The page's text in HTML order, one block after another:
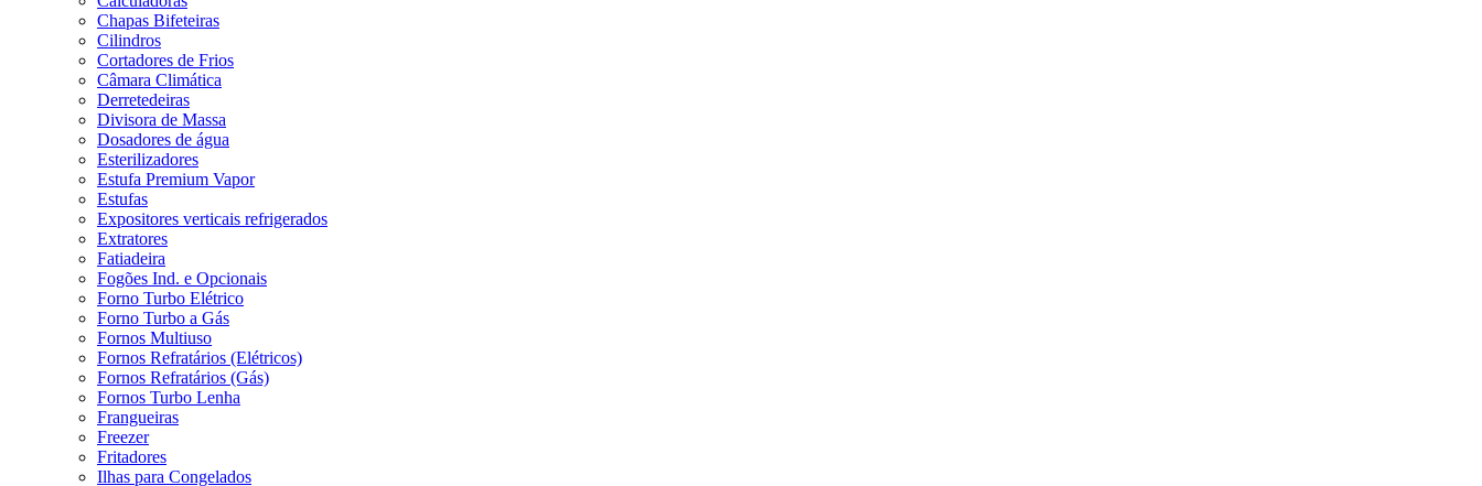
Chapas Bifeteiras
Cilindros
Cortadores de Frios
Câmara Climática
Derretedeiras
Divisora de Massa
Dosadores de água
Esterilizadores
Estufa Premium Vapor
Estufas
Expositores verticais refrigerados
Extratores
Fatiadeira
Fogões Ind. e Opcionais
Forno Turbo Elétrico
Forno Turbo a Gás
Fornos Multiuso
Fornos Refratários (Elétricos)
Fornos Refratários (Gás)
Fornos Turbo Lenha
Frangueiras
Freezer
Fritadores
Ilhas para Congelados